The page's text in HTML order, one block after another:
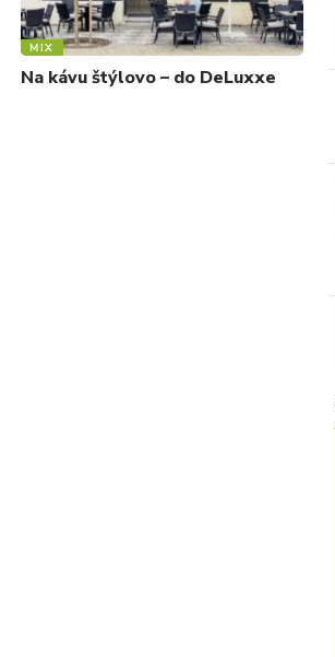
MIX
Na kávu štýlovo – do DeLuxxe